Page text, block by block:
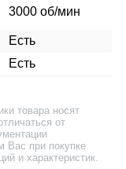
3000 об/мин
Есть
Есть
товара носят
от
Вас при покупке
и характеристик.